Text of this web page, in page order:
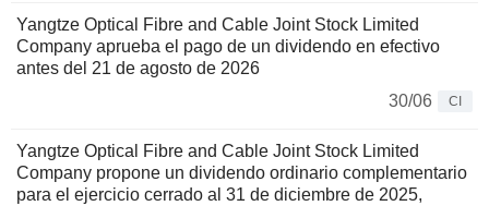
Yangtze Optical Fibre and Cable Joint Stock Limited
Company aprueba el pago de un dividendo en efectivo
antes del 21 de agosto de 2026
30/06
CI
Yangtze Optical Fibre and Cable Joint Stock Limited
Company propone un dividendo ordinario complementario
para el ejercicio cerrado al 31 de diciembre de 2025,